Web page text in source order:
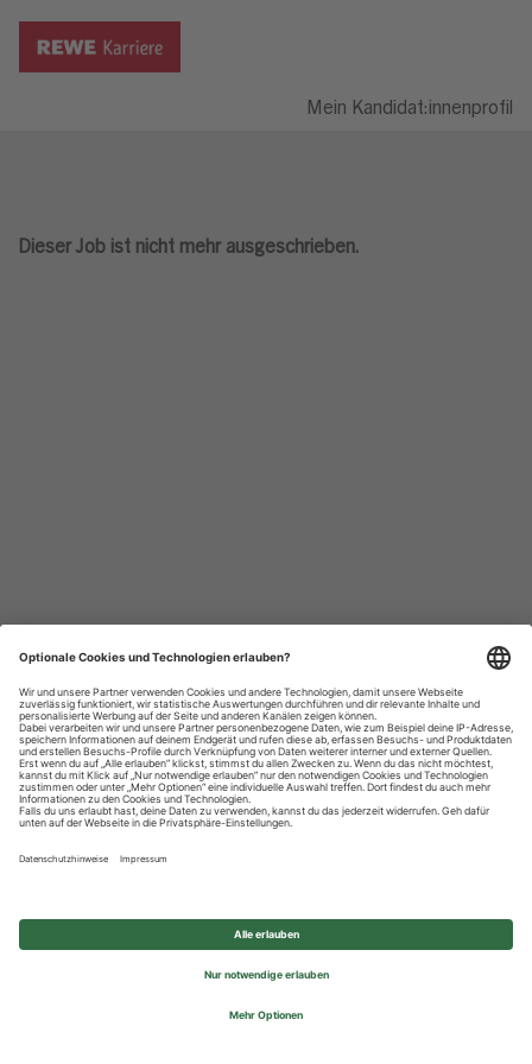
Mein Kandidat:innenprofil
Dieser Job ist nicht mehr ausgeschrieben.
Datenschutzhinweise
Impressum
Privatsphäre-Einstellungen
© 2026 REWE Group - All rights reserved